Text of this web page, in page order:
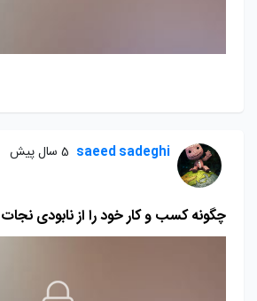
saeed sadeghi 5 سال پیش
چگونه کسب و کار خود را از نابودی